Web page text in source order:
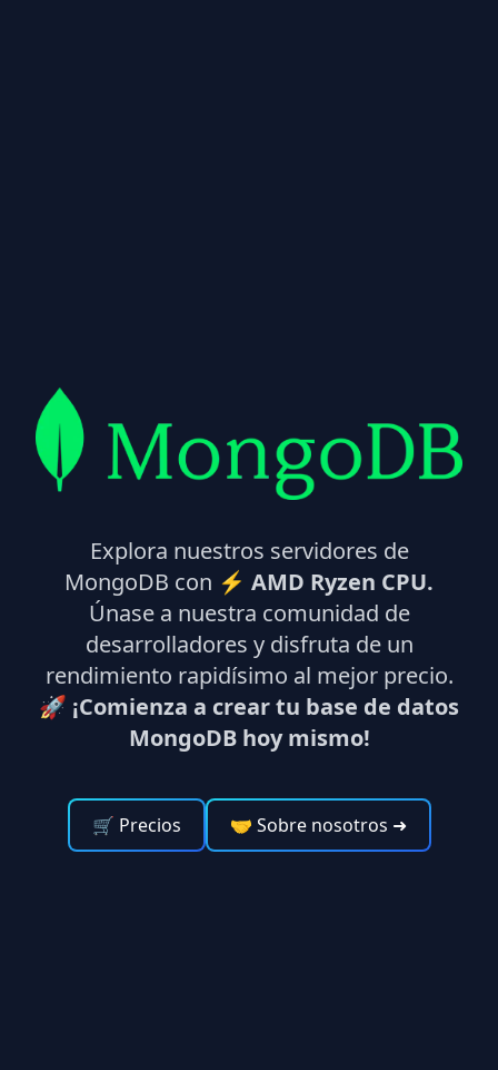
Explora nuestros servidores de
MongoDB con ⚡ AMD Ryzen CPU.
Únase a nuestra comunidad de
desarrolladores y disfruta de un
rendimiento rapidísimo al mejor precio.
🚀 ¡Comienza a crear tu base de datos
MongoDB hoy mismo!
🛒 Precios 🤝 Sobre nosotros ➜